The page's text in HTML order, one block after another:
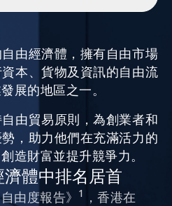
由經濟體，擁有自由市場
本、貨物及資訊的自由流
展的地區之一。
由貿易原則，為創業者和
，助力他們在充滿活力的
造財富並提升競爭力。
體中排名居首
由度報告》 1
，香港在